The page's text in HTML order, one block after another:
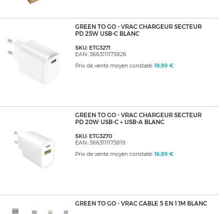
GREEN TO GO - VRAC CHARGEUR SECTEUR
PD 25W USB-C BLANC
SKU: ETG3271
EAN: 3663111173826
Prix de vente moyen constaté: 19,99 €
GREEN TO GO - VRAC CHARGEUR SECTEUR
PD 20W USB-C + USB-A BLANC
SKU: ETG3270
EAN: 3663111173819
Prix de vente moyen constaté: 16,99 €
GREEN TO GO - VRAC CABLE 5 EN 1 1M BLANC